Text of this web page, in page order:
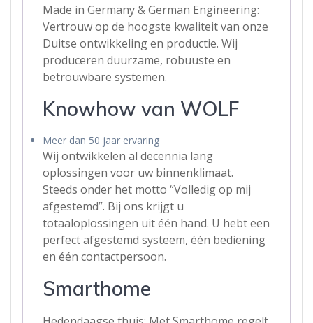
Made in Germany & German Engineering:
Vertrouw op de hoogste kwaliteit van onze
Duitse ontwikkeling en productie. Wij
produceren duurzame, robuuste en
betrouwbare systemen.
Knowhow van WOLF
Meer dan 50 jaar ervaring
Wij ontwikkelen al decennia lang
oplossingen voor uw binnenklimaat.
Steeds onder het motto “Volledig op mij
afgestemd”. Bij ons krijgt u
totaaloplossingen uit één hand. U hebt een
perfect afgestemd systeem, één bediening
en één contactpersoon.
Smarthome